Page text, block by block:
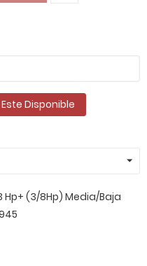
Disponible
Hp+ (3/8Hp) Media/Baja